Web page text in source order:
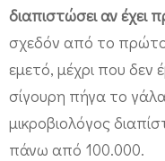
διαπιστώσει αν έχει
σχεδόν από το
εμετό, μέχρι που δεν
σίγουρη πήγα το γάλα
μικροβιολόγος
πάνω από 100.000.